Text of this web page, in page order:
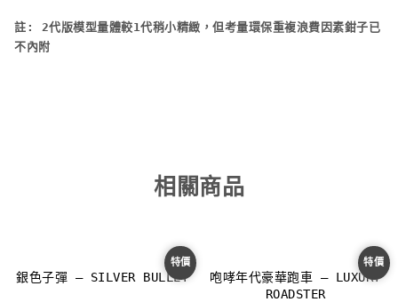
註: 2代版模型量體較1代稍小精緻，但考量環保重複浪費因素鉗子已
不內附
相關商品
特價
銀色子彈 – SILVER BULLET
特價
咆哮年代豪華跑車 – LUXURY
ROADSTER